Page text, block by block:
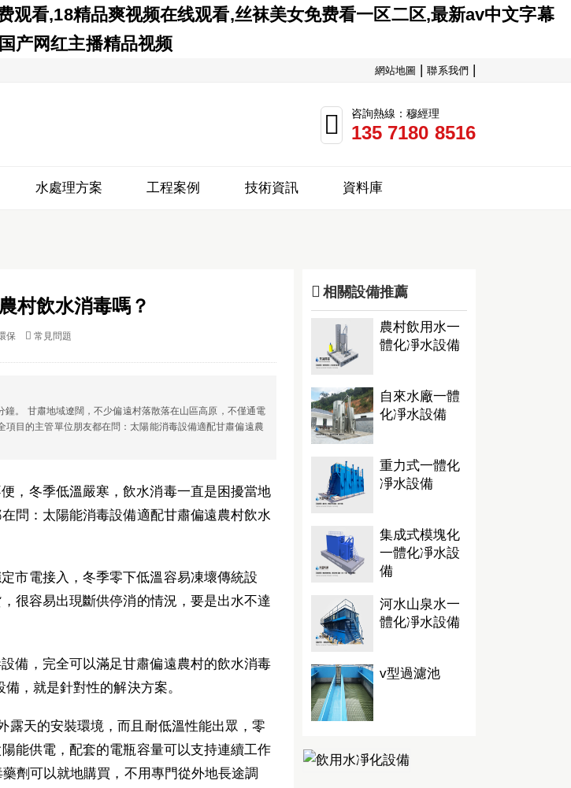
看,18精品爽视频在线观看,丝袜美女免费看一区二区,最新av中文字幕
产网红主播精品视频
網站地圖 |聯系我們|
 咨詢熱線：穆經理
135 7180 8516
水處理方案 工程案例 技術資訊 資料庫
村飲水消毒嗎？
保  常見問題
。 甘肅地域遼闊，不少偏遠村落散落在山區高原，不僅通電
目的主管單位朋友都在問：太陽能消毒設備適配甘肅偏遠農
，冬季低溫嚴寒，飲水消毒一直是困擾當地
問：太陽能消毒設備適配甘肅偏遠農村飲水
市電接入，冬季零下低溫容易凍壞傳統設
很容易出現斷供停消的情況，要是出水不達
備，完全可以滿足甘肅偏遠農村的飲水消毒
，就是針對性的解決方案。
露天的安裝環境，而且耐低溫性能出眾，零
能供電，配套的電瓶容量可以支持連續工作
劑可以就地購買，不用專門從外地長途調
 相關設備推薦
農村飲用水一
體化凈水設備
自來水廠一體
化凈水設備
重力式一體化
凈水設備
集成式模塊化
一體化凈水設
備
河水山泉水一
體化凈水設備
v型過濾池